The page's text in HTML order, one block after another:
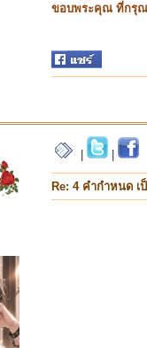
ขอบพระคุณ ที่กรุณ
Re: 4 คำกำหนด